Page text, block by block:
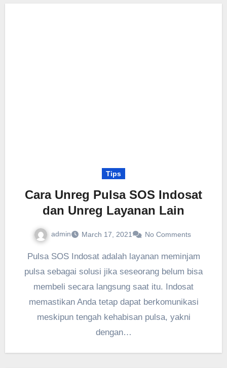
Tips
Cara Unreg Pulsa SOS Indosat
dan Unreg Layanan Lain
admin March 17, 2021 No Comments
Pulsa SOS Indosat adalah layanan meminjam
pulsa sebagai solusi jika seseorang belum bisa
membeli secara langsung saat itu. Indosat
memastikan Anda tetap dapat berkomunikasi
meskipun tengah kehabisan pulsa, yakni
dengan…